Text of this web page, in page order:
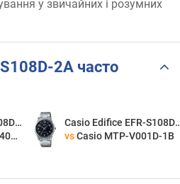
у звичайних і розумних
2A часто
Casio Edifice EFR-S108D-2A
Casio Edifice
vs Casio MTP-V001D-1B